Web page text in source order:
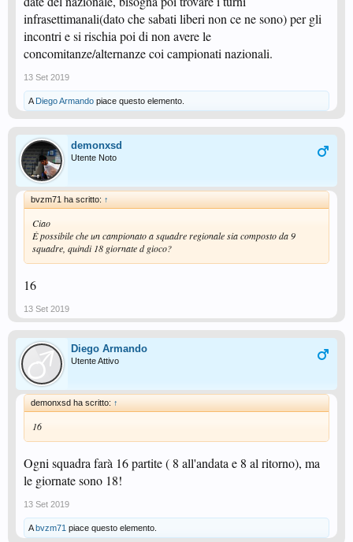
infrasettimanali(dato che sabati liberi non ce ne sono) per gli
incontri e si rischia poi di non avere le
concomitanze/alternanze coi campionati nazionali.
13 Set 2019
A Diego Armando piace questo elemento.
demonxsd
Utente Noto
bvzm71 ha scritto: ↑
Ciao
È possibile che un campionato a squadre regionale sia composto da 9
squadre, quindi 18 giornate d gioco?
16
13 Set 2019
Diego Armando
Utente Attivo
demonxsd ha scritto: ↑
16
Ogni squadra farà 16 partite ( 8 all'andata e 8 al ritorno), ma
le giornate sono 18!
13 Set 2019
Abvzm71 piace questo elemento.